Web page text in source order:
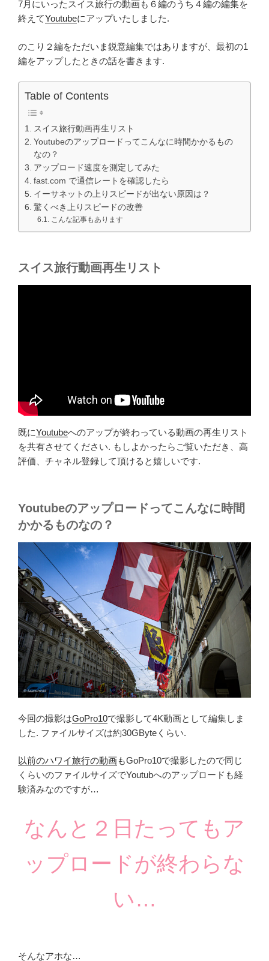
b
o
o
k
7月にいったスイス旅行の動画も６編のうち４編の編集を
終えてYoutubeにアップいたしました.
のこり２編をただいま鋭意編集ではありますが、最初の1
編をアップしたときの話を書きます.
Table of Contents
スイス旅行動画再生リスト
Youtubeのアップロードってこんなに時間かかるもの
なの？
アップロード速度を測定してみた
fast.com で通信レートを確認したら
イーサネットの上りスピードが出ない原因は？
驚くべき上りスピードの改善
こんな記事もあります
スイス旅行動画再生リスト
既にYoutubeへのアップが終わっている動画の再生リスト
を共有させてください. もしよかったらご覧いただき、高
評価、チャネル登録して頂けると嬉しいです.
Youtubeのアップロードってこんなに時間
かかるものなの？
今回の撮影はGoPro10で撮影して4K動画として編集しま
した. ファイルサイズは約30GByteくらい.
以前のハワイ旅行の動画もGoPro10で撮影したので同じ
くらいのファイルサイズでYoutubへのアップロードも経
験済みなのですが…
なんと２日たってもア
ップロードが終わらな
い…
そんなアホな…